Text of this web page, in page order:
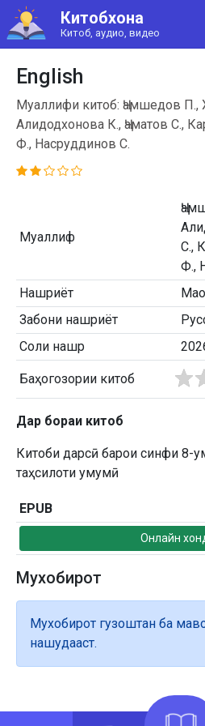
Китобхона
Китоб, аудио, видео
English
Муаллифи китоб: Ҷамшедов П.,
Алидодхонова К., Ҷаматов С.,
Ф., Насруддинов С.
Муаллиф
С.,
Ф.,
Нашриёт
Забони нашриёт
Соли нашр
Баҳогозории китоб
Дар бораи китоб
Китоби дарсӣ барои синфи 8-
таҳсилоти умумӣ
EPUB
Онлайн
Мухобирот
Мухобирот гузоштан ба
нашудааст.